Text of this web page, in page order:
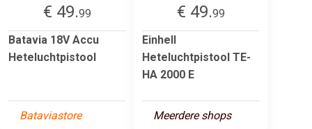
€ 49.99
Batavia 18V Accu
Heteluchtpistool
Bataviastore
€ 49.99
Einhell
Heteluchtpistool TE-
HA 2000 E
Meerdere shops